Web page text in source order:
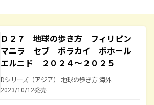
Ｄ２７ 地球の歩き方 フィリピン
マニラ セブ ボラカイ ボホール
エルニド ２０２４～２０２５
Dシリーズ（アジア） 地球の歩き方 海外
2023/10/12発売